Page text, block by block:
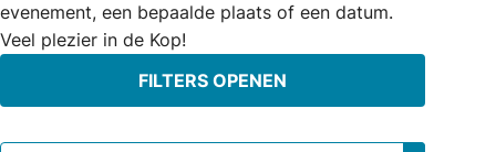
evenement, een bepaalde plaats of een datum.
Veel plezier in de Kop!
FILTERS OPENEN